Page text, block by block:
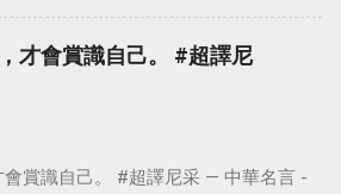
才會賞識自己。 #超譯尼
賞識自己。 #超譯尼采 — 中華名言 -